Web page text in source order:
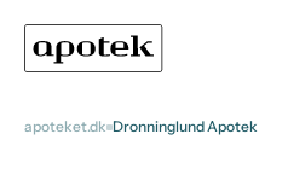
apoteket.dk Dronninglund Apotek